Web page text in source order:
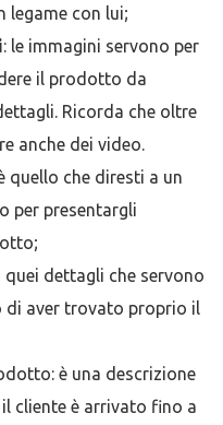
legame con lui;
: le immagini servono per
il prodotto da
Ricorda che oltre
anche dei video.
quello che diresti a un
per presentargli
quei dettagli che servono
di aver trovato proprio il
è una descrizione
cliente è arrivato fino a